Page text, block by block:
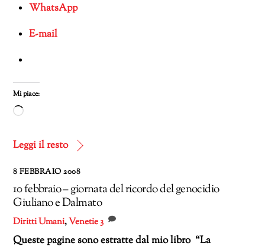
WhatsApp
E-mail
Mi piace:
Caricamento
corso…
Leggi il resto
8 FEBBRAIO 2008
10 febbraio – giornata del ricordo del genocidio
Giuliano e Dalmato
Diritti Umani,Venetie3
Queste pagine sono estratte dal mio libro “La